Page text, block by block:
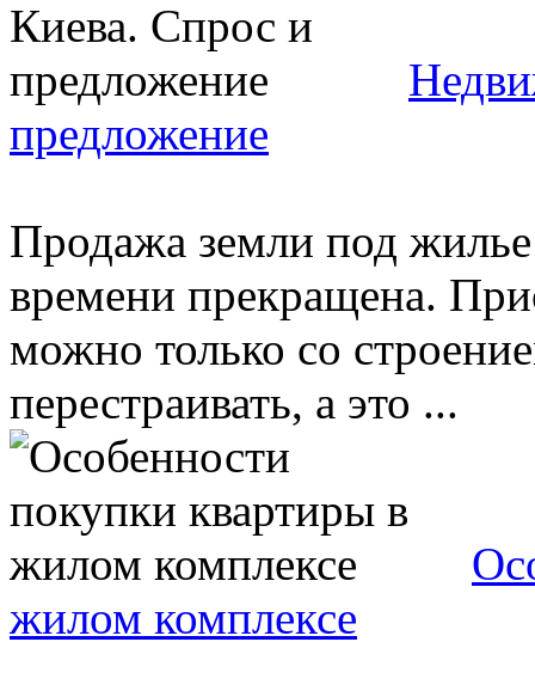
предложение
Продажа земли под жилье
времени прекращена.
можно только со
перестраивать, а это ...
жилом комплексе